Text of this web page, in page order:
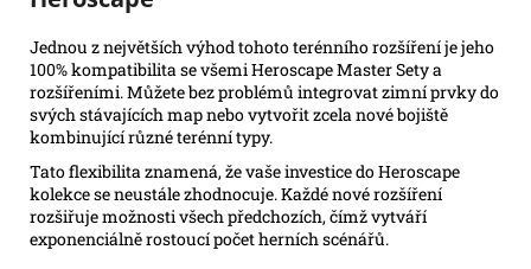
Jednou z největších výhod tohoto terénního rozšíření je jeho
100% kompatibilita se všemi Heroscape Master Sety a
rozšířeními. Můžete bez problémů integrovat zimní prvky do
svých stávajících map nebo vytvořit zcela nové bojiště
kombinující různé terénní typy.
Tato flexibilita znamená, že vaše investice do Heroscape
kolekce se neustále zhodnocuje. Každé nové rozšíření
rozšiřuje možnosti všech předchozích, čímž vytváří
exponenciálně rostoucí počet herních scénářů.